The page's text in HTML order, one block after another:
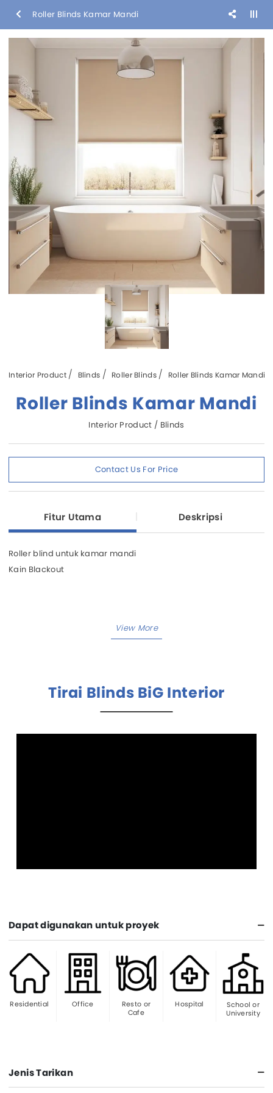
Roller Blinds Kamar Mandi
Interior Product Blinds Roller Blinds Roller Blinds Kamar Mandi
Roller Blinds Kamar Mandi
Interior Product / Blinds
Contact Us For Price
Fitur Utama Deskripsi
Roller blind untuk kamar mandi
Kain Blackout
Tirai Blinds BiG Interior
Dapat digunakan untuk proyek
Residential Office
Resto or
Cafe
Hospital
School or
University
Jenis Tarikan